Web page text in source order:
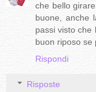
che bello
buone, anche
passi visto che
buon riposo se
Rispondi
Risposte